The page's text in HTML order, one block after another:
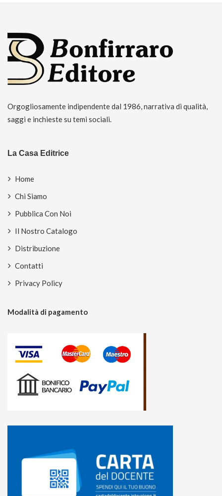
Orgogliosamente indipendente dal 1986, narrativa di qualità,
saggi e inchieste su temi sociali.
La Casa Editrice
Home
Chi Siamo
Pubblica Con Noi
Il Nostro Catalogo
Distribuzione
Contatti
Privacy Policy
Modalità di pagamento